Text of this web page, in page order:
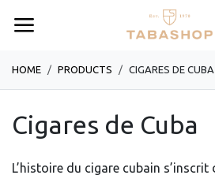
HOME PRODUCTS CIGARES DE CUBA
Cigares de Cuba
L’histoire du cigare cubain